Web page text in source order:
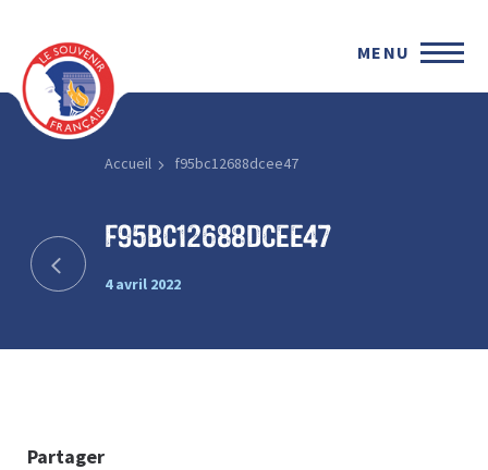
MENU
Accueil f95bc12688dcee47
f95bc12688dcee47
4 avril 2022
Partager